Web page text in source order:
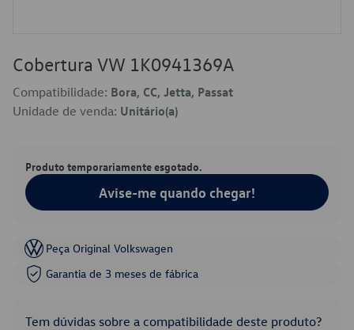
Cobertura VW 1K0941369A
Compatibilidade: Bora, CC, Jetta, Passat
Unidade de venda: Unitário(a)
Produto temporariamente esgotado.
Avise-me quando chegar!
Peça Original Volkswagen
Garantia de 3 meses de fábrica
Tem dúvidas sobre a compatibilidade deste produto?